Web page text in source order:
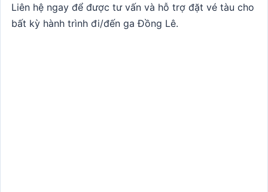
Liên hệ ngay để được tư vấn và hỗ trợ đặt vé tàu cho
bất kỳ hành trình đi/đến ga Đồng Lê.